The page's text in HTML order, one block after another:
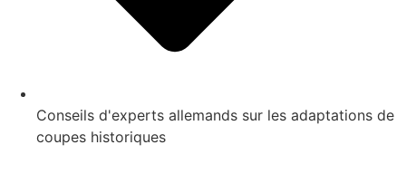
Conseils d'experts allemands sur les adaptations de
coupes historiques